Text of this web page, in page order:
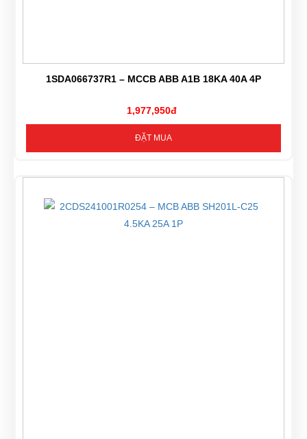
1SDA066737R1 – MCCB ABB A1B 18KA 40A 4P
1,977,950đ
ĐẶT MUA